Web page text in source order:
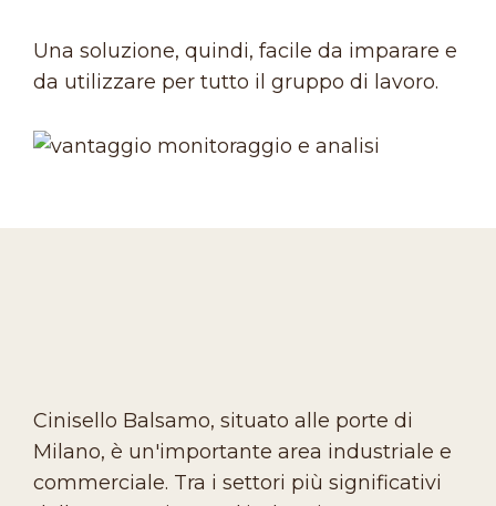
Una soluzione, quindi, facile da imparare e
da utilizzare per tutto il gruppo di lavoro.
Cinisello Balsamo, situato alle porte di
Milano, è un'importante area industriale e
commerciale. Tra i settori più significativi